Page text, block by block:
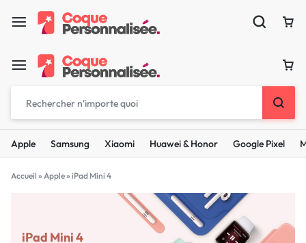
Apple Samsung Xiaomi Huawei & Honor Google Pixel
Accueil » Apple» iPad Mini 4
iPad Mini 4